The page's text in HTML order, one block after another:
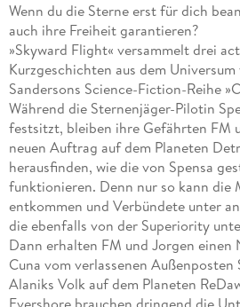
Wenn du die Sterne erst für dich
auch ihre Freiheit garantieren?
»Skyward Flight« versammelt drei
Kurzgeschichten aus dem
Sandersons Science-Fiction-Reihe
Während die Sternenjäger-Pilotin
festsitzt, bleiben ihre Gefährten FM
neuen Auftrag auf dem Planeten
herausfinden, wie die von Spensa
funktionieren. Denn nur so kann die
entkommen und Verbündete unter
die ebenfalls von der Superiority
Dann erhalten FM und Jorgen
Cuna vom verlassenen Außenposten
Alaniks Volk auf dem Planeten